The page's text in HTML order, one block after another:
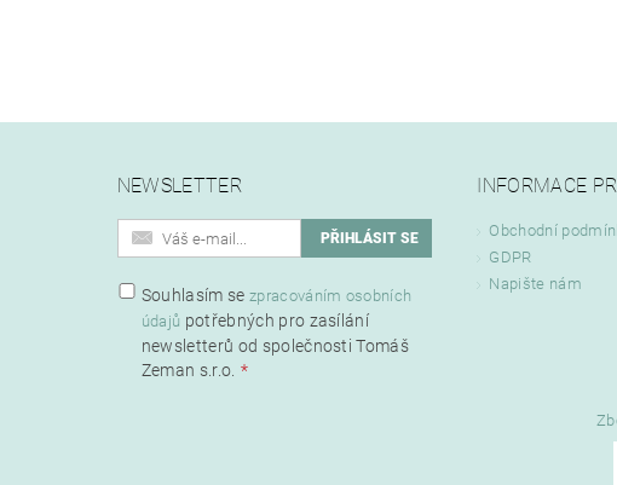
NEWSLETTER
Souhlasím se zpracováním osobních
údajů potřebných pro zasílání
newsletterů od společnosti Tomáš
Zeman s.r.o.
INFORMACE
Obchodní
GDPR
Napište nám